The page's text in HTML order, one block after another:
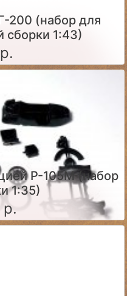
200 (набор для
сборки 1:43)
Р-105М (набор
1:35)
р.